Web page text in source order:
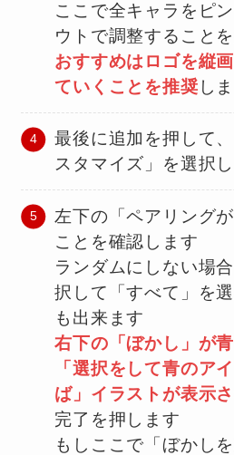
ここで全キャラをピ
ウトで調整すること
おすすめはロゴを縦
ていくことを推奨 し
最後に追加を押して
スタマイズ」を選択
左下の「ペアリング
ことを確認します
ランダムにしない場
択して「すべて」を
も出来ます
右下の「ぼかし」が
「選択をして青のア
ば」イラストが表示
完了を押します
もしここで「ぼかし